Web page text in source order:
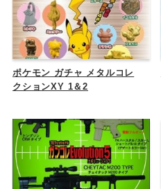
ポケモン ガチャ メタルコレ
クションXY 1＆2